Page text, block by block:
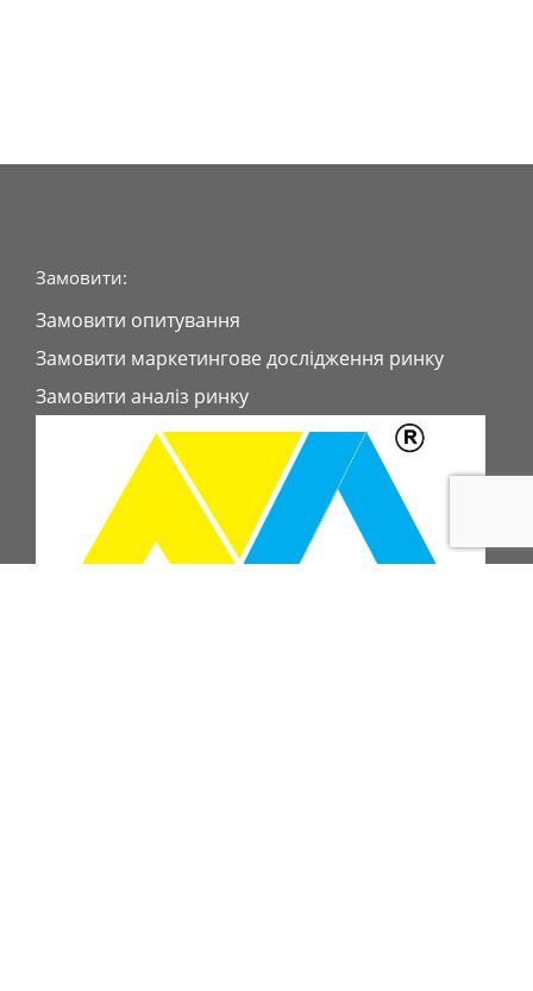
Замовити:
Замовити опитування
Замовити маркетингове дослідження ринку
Замовити аналіз ринку